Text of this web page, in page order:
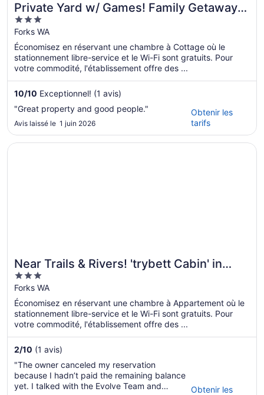
Private Yard w/ Games! Family Getaway
in Forks
3
out
of
5
Forks WA
Économisez en réservant une chambre à Cottage où le
stationnement libre-service et le Wi-Fi sont gratuits. Pour
votre commodité, l'établissement offre des ...
10/10 Exceptionnel! (1 avis)
"Great property and good people."
Avis laissé le 1 juin 2026
Obtenir les
tarifs
Near Trails & Rivers! 'trybett Cabin' in
Forks
3
out
of
5
Forks WA
Économisez en réservant une chambre à Appartement où le
stationnement libre-service et le Wi-Fi sont gratuits. Pour
votre commodité, l'établissement offre des ...
2/10 (1 avis)
"The owner canceled my reservation
because I hadn’t paid the remaining balance
yet. I talked with the Evolve Team and
Obtenir les
S’ouvre dans une nouvelle fenêtre
Near Trails & Rivers! 'trybett Cabin' in Forks